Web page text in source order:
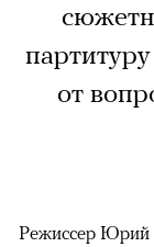
от
Режиссер Юрий